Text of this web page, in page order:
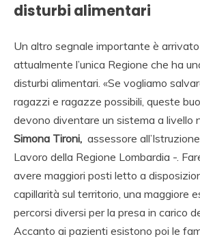
disturbi alimentari
Un altro segnale importante è
attualmente l’unica Regione che ha
disturbi alimentari. «Se vogliamo
ragazzi e ragazze possibili, queste
devono diventare un sistema a livello
Simona Tironi, assessore
Lavoro della Regione Lombardia -.
avere maggiori posti letto a
capillarità sul territorio, una maggiore
percorsi diversi per la presa in carico
Accanto ai pazienti esistono poi le